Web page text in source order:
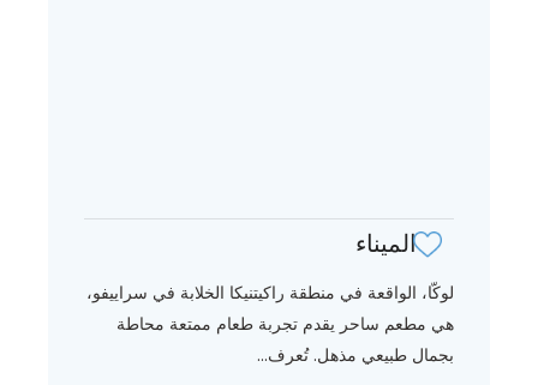
الميناء
لوكّا، الواقعة في منطقة راكيتنيكا الخلابة في سراييفو،
هي مطعم ساحر يقدم تجربة طعام ممتعة محاطة
بجمال طبيعي مذهل. تُعرف...